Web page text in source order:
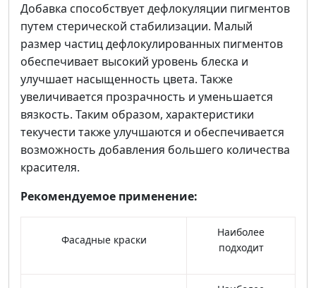
Добавка способствует дефлокуляции пигментов
путем стерической стабилизации. Малый
размер частиц дефлокулированных пигментов
обеспечивает высокий уровень блеска и
улучшает насыщенность цвета. Также
увеличивается прозрачность и уменьшается
вязкость. Таким образом, характеристики
текучести также улучшаются и обеспечивается
возможность добавления большего количества
красителя.
Рекомендуемое применение:
Фасадные краски
Наиболее
подходит